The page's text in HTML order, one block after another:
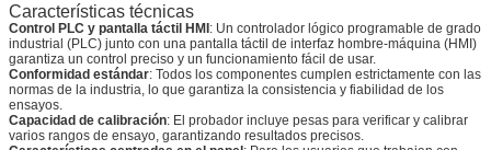
Características técnicas
Control PLC y pantalla táctil HMI: Un controlador lógico programable de grado
industrial (PLC) junto con una pantalla táctil de interfaz hombre-máquina (HMI)
garantiza un control preciso y un funcionamiento fácil de usar.
Conformidad estándar: Todos los componentes cumplen estrictamente con las
normas de la industria, lo que garantiza la consistencia y fiabilidad de los
ensayos.
Capacidad de calibración: El probador incluye pesas para verificar y calibrar
varios rangos de ensayo, garantizando resultados precisos.